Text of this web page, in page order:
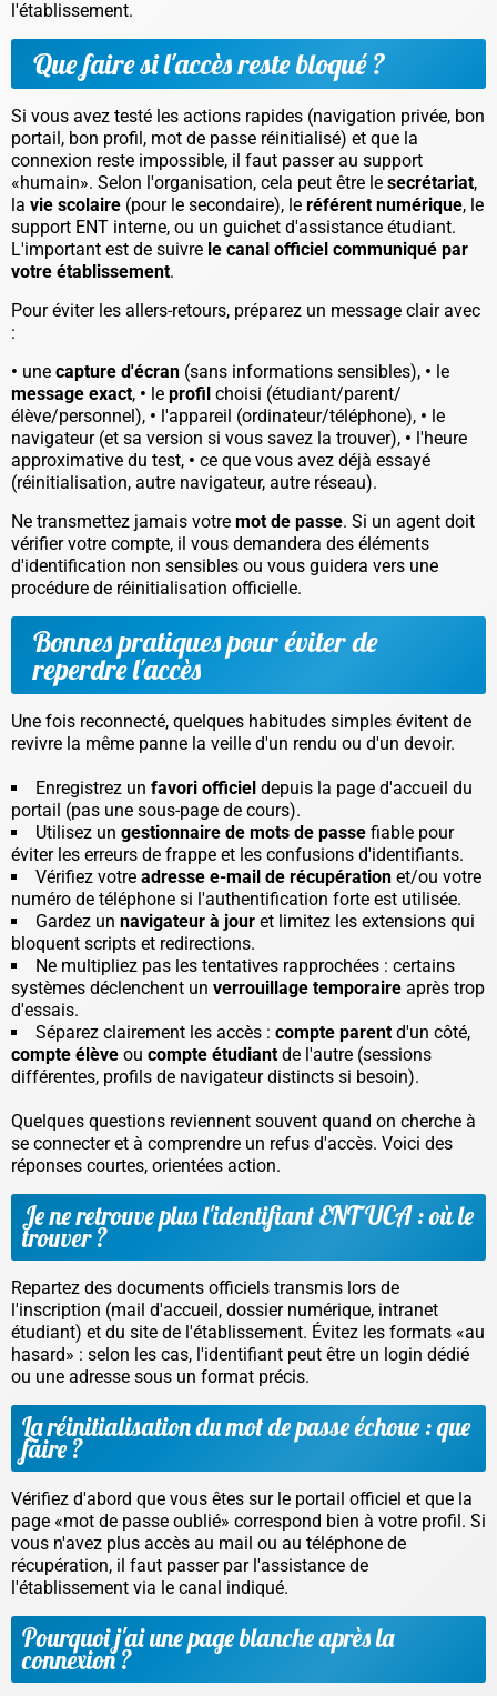
l'établissement.
Que faire si l'accès reste bloqué ?
Si vous avez testé les actions rapides (navigation privée, bon
portail, bon profil, mot de passe réinitialisé) et que la
connexion reste impossible, il faut passer au support
«humain». Selon l'organisation, cela peut être le secrétariat,
la vie scolaire (pour le secondaire), le référent numérique, le
support ENT interne, ou un guichet d'assistance étudiant.
L'important est de suivre le canal officiel communiqué par
votre établissement.
Pour éviter les allers-retours, préparez un message clair avec
:
• une capture d'écran (sans informations sensibles), • le
message exact, • le profil choisi (étudiant/parent/
élève/personnel), • l'appareil (ordinateur/téléphone), • le
navigateur (et sa version si vous savez la trouver), • l'heure
approximative du test, • ce que vous avez déjà essayé
(réinitialisation, autre navigateur, autre réseau).
Ne transmettez jamais votre mot de passe. Si un agent doit
vérifier votre compte, il vous demandera des éléments
d'identification non sensibles ou vous guidera vers une
procédure de réinitialisation officielle.
Bonnes pratiques pour éviter de
reperdre l'accès
Une fois reconnecté, quelques habitudes simples évitent de
revivre la même panne la veille d'un rendu ou d'un devoir.
Enregistrez un favori officiel depuis la page d'accueil du
portail (pas une sous-page de cours).
Utilisez un gestionnaire de mots de passe fiable pour
éviter les erreurs de frappe et les confusions d'identifiants.
Vérifiez votre adresse e-mail de récupération et/ou votre
numéro de téléphone si l'authentification forte est utilisée.
Gardez un navigateur à jour et limitez les extensions qui
bloquent scripts et redirections.
Ne multipliez pas les tentatives rapprochées : certains
systèmes déclenchent un verrouillage temporaire après trop
d'essais.
Séparez clairement les accès : compte parent d'un côté,
compte élève ou compte étudiant de l'autre (sessions
différentes, profils de navigateur distincts si besoin).
Quelques questions reviennent souvent quand on cherche à
se connecter et à comprendre un refus d'accès. Voici des
réponses courtes, orientées action.
Je ne retrouve plus l'identifiant ENT UCA : où le
trouver ?
Repartez des documents officiels transmis lors de
l'inscription (mail d'accueil, dossier numérique, intranet
étudiant) et du site de l'établissement. Évitez les formats «au
hasard» : selon les cas, l'identifiant peut être un login dédié
ou une adresse sous un format précis.
La réinitialisation du mot de passe échoue : que
faire ?
Vérifiez d'abord que vous êtes sur le portail officiel et que la
page «mot de passe oublié» correspond bien à votre profil. Si
vous n'avez plus accès au mail ou au téléphone de
récupération, il faut passer par l'assistance de
l'établissement via le canal indiqué.
Pourquoi j'ai une page blanche après la
connexion ?